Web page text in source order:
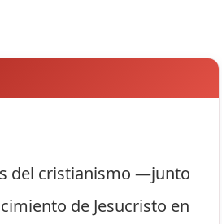
del cristianismo —junto
de Jesucristo en